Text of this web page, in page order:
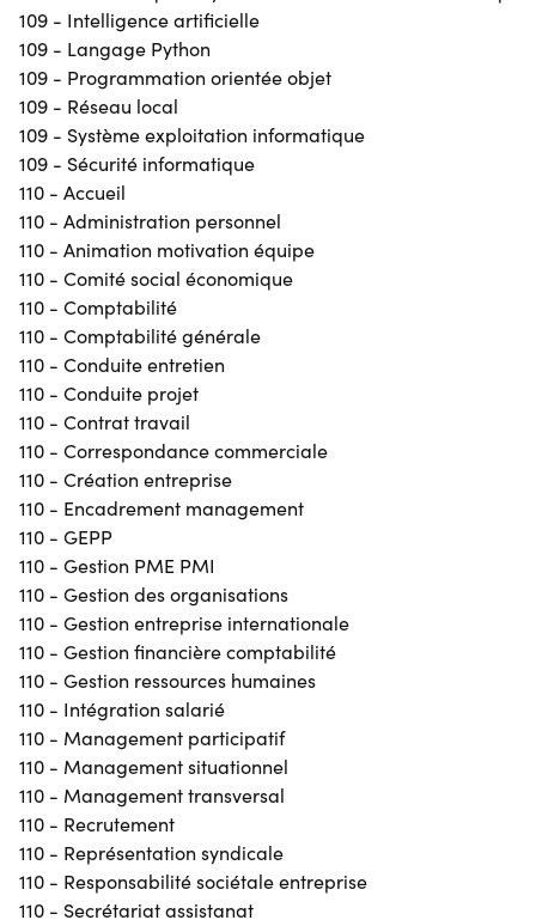
109 - Intelligence artificielle
109 - Langage Python
109 - Programmation orientée objet
109 - Réseau local
109 - Système exploitation informatique
109 - Sécurité informatique
110 - Accueil
110 - Administration personnel
110 - Animation motivation équipe
110 - Comité social économique
110 - Comptabilité
110 - Comptabilité générale
110 - Conduite entretien
110 - Conduite projet
110 - Contrat travail
110 - Correspondance commerciale
110 - Création entreprise
110 - Encadrement management
110 - GEPP
110 - Gestion PME PMI
110 - Gestion des organisations
110 - Gestion entreprise internationale
110 - Gestion financière comptabilité
110 - Gestion ressources humaines
110 - Intégration salarié
110 - Management participatif
110 - Management situationnel
110 - Management transversal
110 - Recrutement
110 - Représentation syndicale
110 - Responsabilité sociétale entreprise
110 - Secrétariat assistanat